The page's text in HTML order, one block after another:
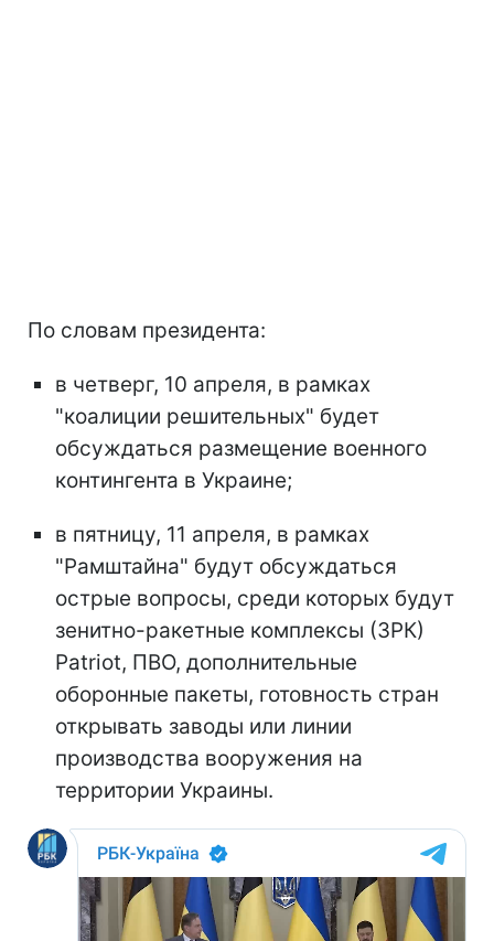
По словам президента:
в четверг, 10 апреля, в рамках
"коалиции решительных" будет
обсуждаться размещение военного
контингента в Украине;
в пятницу, 11 апреля, в рамках
"Рамштайна" будут обсуждаться
острые вопросы, среди которых будут
зенитно-ракетные комплексы (ЗРК)
Patriot, ПВО, дополнительные
оборонные пакеты, готовность стран
открывать заводы или линии
производства вооружения на
территории Украины.